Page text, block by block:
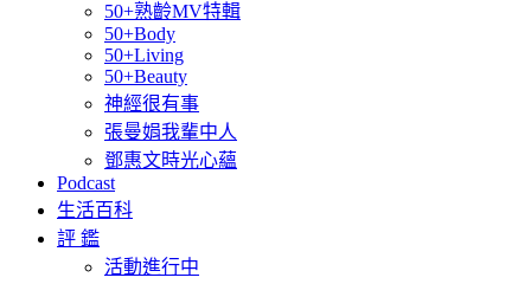
50+熟齡MV特輯
50+Body
50+Living
50+Beauty
神經很有事
張曼娟我輩中人
鄧惠文時光心蘊
Podcast
生活百科
評 鑑
活動進行中